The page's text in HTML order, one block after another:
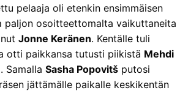
pelaaja oli etenkin ensimmäisen
paljon osoitteettomalta vaikuttaneita
Jonne Keränen. Kentälle tuli
otti paikkansa tutusti piikistä Mehdi
Samalla Sasha Popovitš putosi
jättämälle paikalle keskikentän